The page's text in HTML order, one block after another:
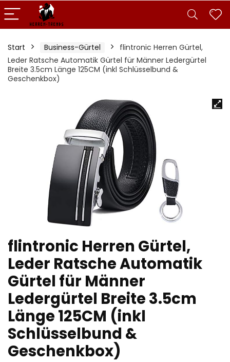
Start Business-Gürtel
flintronic Herren Gürtel,
Leder Ratsche Automatik Gürtel für Männer Ledergürtel
Breite 3.5cm Länge 125CM (inkl Schlüsselbund &
Geschenkbox)
flintronic Herren Gürtel,
Leder Ratsche Automatik
Gürtel für Männer
Ledergürtel Breite 3.5cm
Länge 125CM (inkl
Schlüsselbund &
Geschenkbox)